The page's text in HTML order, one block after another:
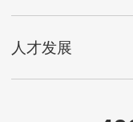
人才发展